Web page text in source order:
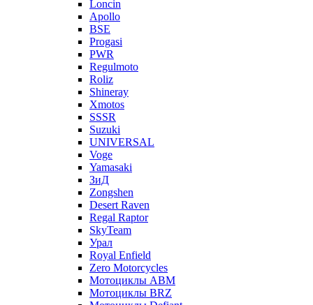
Loncin
Apollo
BSE
Progasi
PWR
Regulmoto
Roliz
Shineray
Xmotos
SSSR
Suzuki
UNIVERSAL
Voge
Yamasaki
ЗиД
Zongshen
Desert Raven
Regal Raptor
SkyTeam
Урал
Royal Enfield
Zero Motorcycles
Мотоциклы ABM
Мотоциклы BRZ